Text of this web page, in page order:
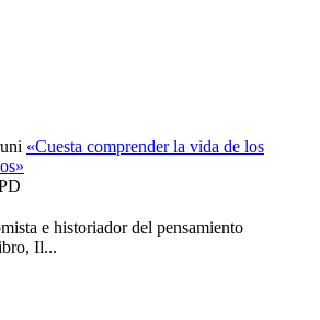
«Cuesta comprender la vida de los
e historiador del pensamiento
Il...